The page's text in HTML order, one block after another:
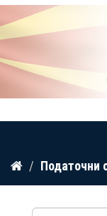
Прескокнете
содржина
Податочни